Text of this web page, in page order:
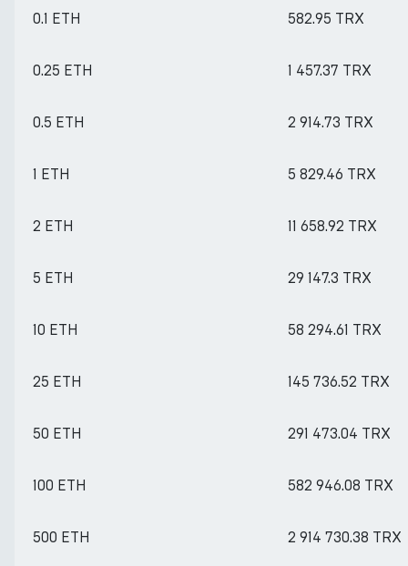
0.1 ETH 582.95 TRX
0.25 ETH 1 457.37 TRX
0.5 ETH 2 914.73 TRX
1 ETH 5 829.46 TRX
2 ETH 11 658.92 TRX
5 ETH 29 147.3 TRX
10 ETH 58 294.61 TRX
25 ETH 145 736.52 TRX
50 ETH 291 473.04 TRX
100 ETH 582 946.08 TRX
500 ETH 2 914 730.38 TRX